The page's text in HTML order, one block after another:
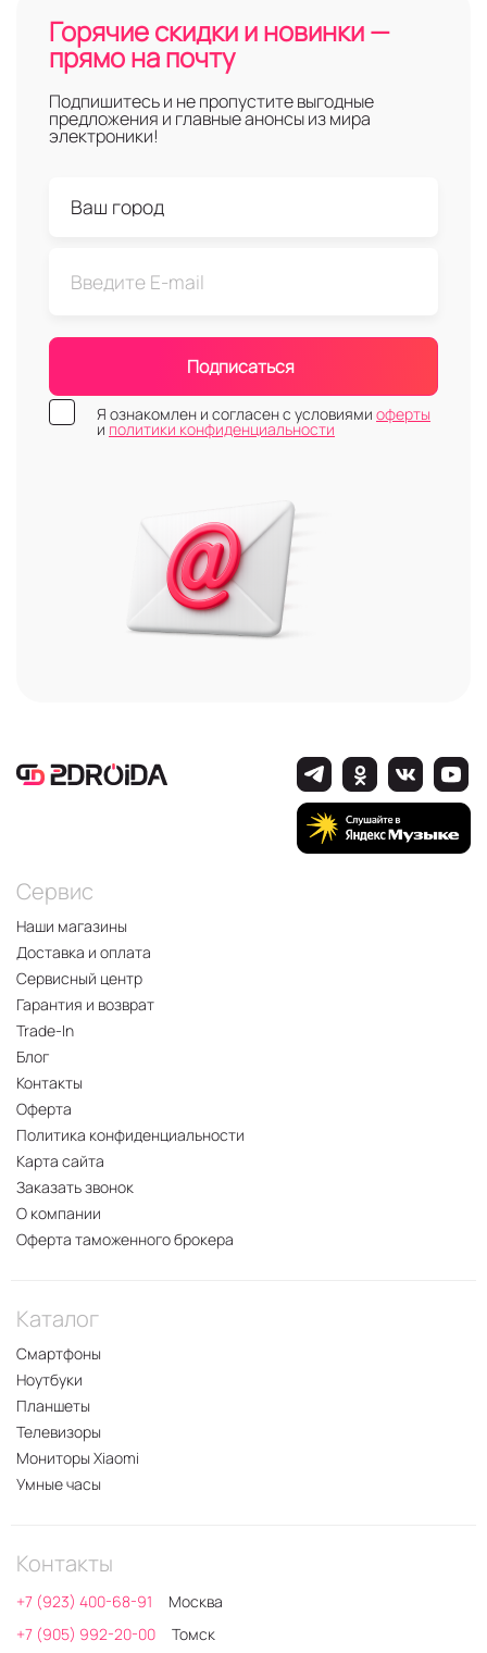
Горячие скидки и новинки —
прямо на почту
Подпишитесь и не пропустите выгодные
предложения и главные анонсы из мира
электроники!
Подписаться
Я ознакомлен и согласен с условиями оферты
и политики конфиденциальности
Сервис
Наши магазины
Доставка и оплата
Сервисный центр
Гарантия и возврат
Trade-In
Блог
Контакты
Оферта
Политика конфиденциальности
Карта сайта
Заказать звонок
О компании
Оферта таможенного брокера
Каталог
Смартфоны
Ноутбуки
Планшеты
Телевизоры
Мониторы Xiaomi
Умные часы
Контакты
+7 (923) 400-68-91
Москва
+7 (905) 992-20-00
Томск